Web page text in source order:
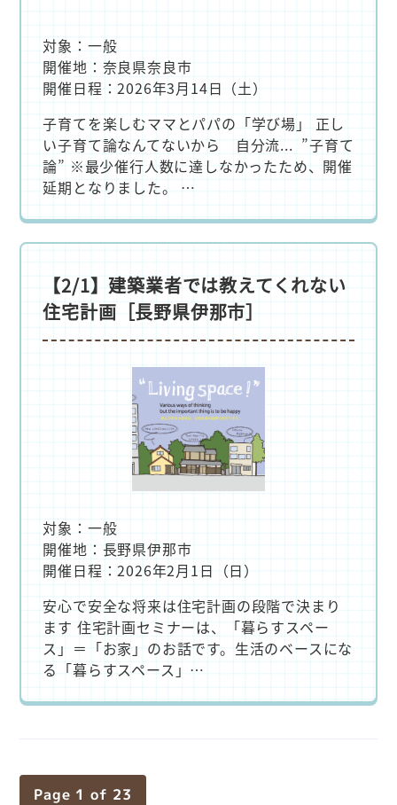
対象：一般
開催地：奈良県奈良市
開催日程：2026年3月14日（土）
子育てを楽しむママとパパの「学び場」 正し
い子育て論なんてないから 自分流... ”子育て
論” ※最少催行人数に達しなかったため、開催
延期となりました。 …
【2/1】建築業者では教えてくれない
住宅計画［長野県伊那市］
対象：一般
開催地：長野県伊那市
開催日程：2026年2月1日（日）
安心で安全な将来は住宅計画の段階で決まり
ます 住宅計画セミナーは、「暮らすスペー
ス」＝「お家」のお話です。生活のベースにな
る「暮らすスペース」…
Page 1 of 23